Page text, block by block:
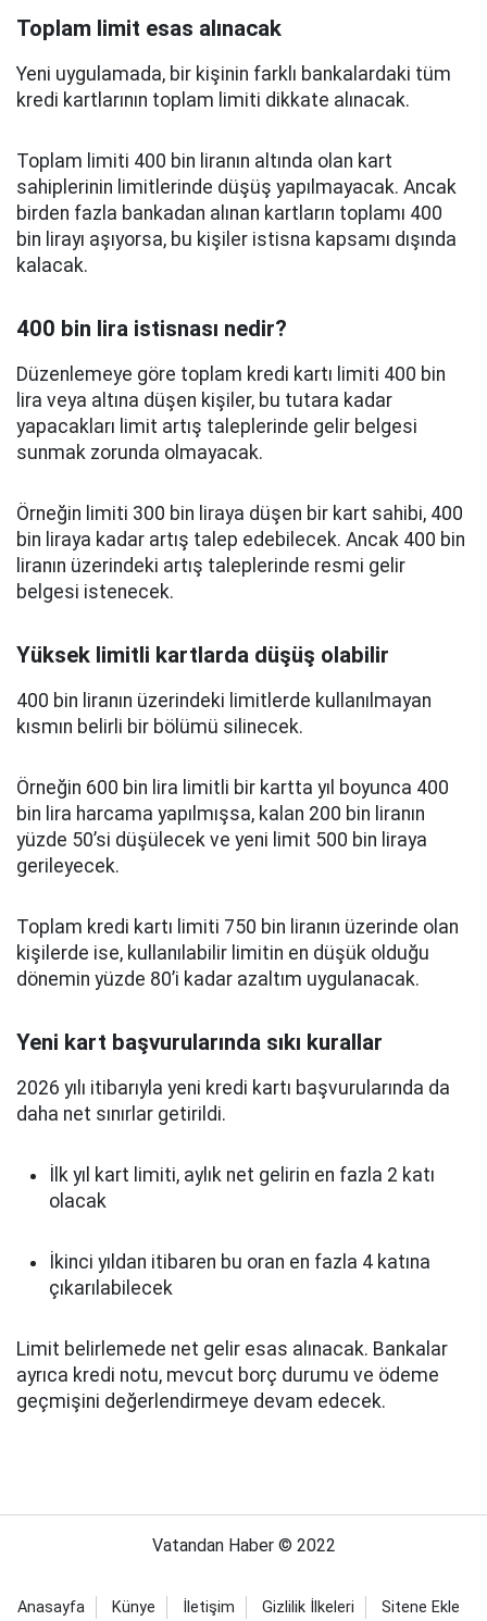
Toplam limit esas alınacak
Yeni uygulamada, bir kişinin farklı bankalardaki tüm
kredi kartlarının toplam limiti dikkate alınacak.
Toplam limiti 400 bin liranın altında olan kart
sahiplerinin limitlerinde düşüş yapılmayacak. Ancak
birden fazla bankadan alınan kartların toplamı 400
bin lirayı aşıyorsa, bu kişiler istisna kapsamı dışında
kalacak.
400 bin lira istisnası nedir?
Düzenlemeye göre toplam kredi kartı limiti 400 bin
lira veya altına düşen kişiler, bu tutara kadar
yapacakları limit artış taleplerinde gelir belgesi
sunmak zorunda olmayacak.
Örneğin limiti 300 bin liraya düşen bir kart sahibi, 400
bin liraya kadar artış talep edebilecek. Ancak 400 bin
liranın üzerindeki artış taleplerinde resmi gelir
belgesi istenecek.
Yüksek limitli kartlarda düşüş olabilir
400 bin liranın üzerindeki limitlerde kullanılmayan
kısmın belirli bir bölümü silinecek.
Örneğin 600 bin lira limitli bir kartta yıl boyunca 400
bin lira harcama yapılmışsa, kalan 200 bin liranın
yüzde 50’si düşülecek ve yeni limit 500 bin liraya
gerileyecek.
Toplam kredi kartı limiti 750 bin liranın üzerinde olan
kişilerde ise, kullanılabilir limitin en düşük olduğu
dönemin yüzde 80’i kadar azaltım uygulanacak.
Yeni kart başvurularında sıkı kurallar
2026 yılı itibarıyla yeni kredi kartı başvurularında da
daha net sınırlar getirildi.
İlk yıl kart limiti, aylık net gelirin en fazla 2 katı
olacak
İkinci yıldan itibaren bu oran en fazla 4 katına
çıkarılabilecek
Limit belirlemede net gelir esas alınacak. Bankalar
ayrıca kredi notu, mevcut borç durumu ve ödeme
geçmişini değerlendirmeye devam edecek.
Vatandan Haber © 2022
Anasayfa Künye İletişim Gizlilik İlkeleri Sitene Ekle